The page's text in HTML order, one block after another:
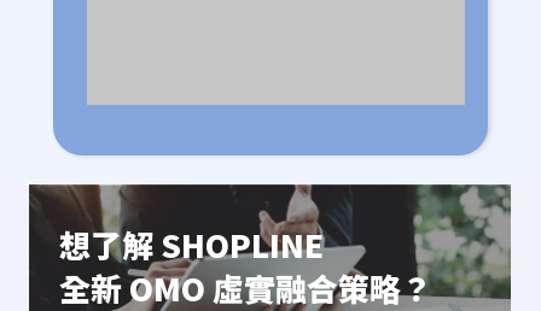
想了解 SHOPLINE
全新 OMO 虛實融合策略？